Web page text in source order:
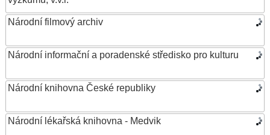
Národní filmový archiv
Národní informační a poradenské středisko pro kulturu
Národní knihovna České republiky
Národní lékařská knihovna - Medvik